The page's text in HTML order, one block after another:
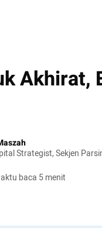
Akhirat,
Strategist, Sekjen
baca 5 menit